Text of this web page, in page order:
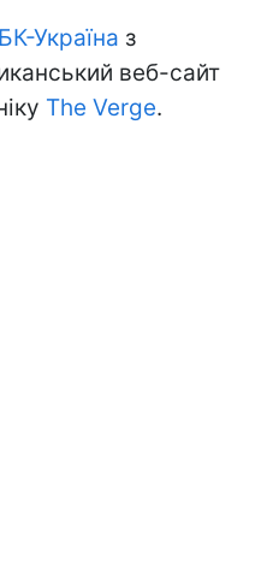
Україна з
веб-сайт
The Verge.